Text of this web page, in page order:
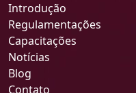
Introdução
Regulamentações
Capacitações
Notícias
Blog
Contato